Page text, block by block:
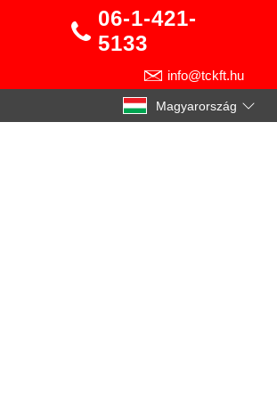
06-1-421-
5133
info@tckft.hu
Magyarország